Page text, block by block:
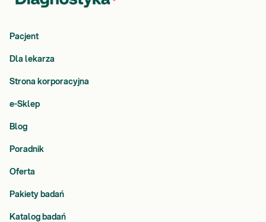
Pacjent
Dla lekarza
Strona korporacyjna
e-Sklep
Blog
Poradnik
Oferta
Pakiety badań
Katalog badań